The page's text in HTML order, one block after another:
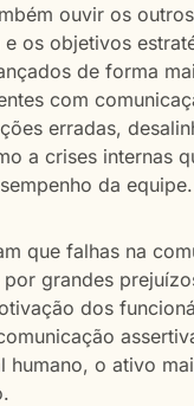
ouvir os
os objetivos
de forma
com
erradas,
a crises internas
da equipe.
que falhas na
por grandes
dos
humano, o ativo